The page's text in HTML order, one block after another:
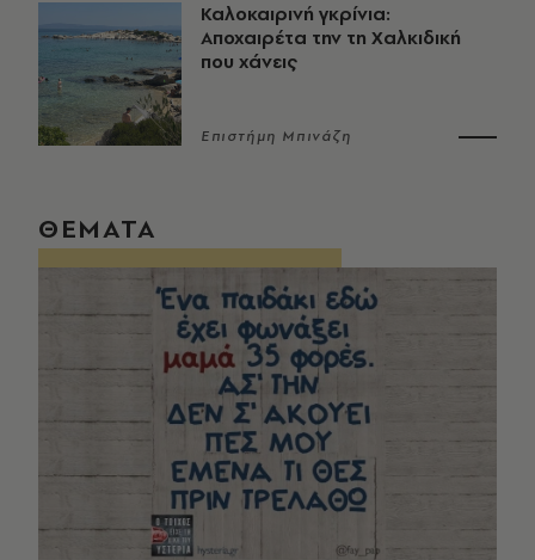
Καλοκαιρινή γκρίνια:
Αποχαιρέτα την τη Χαλκιδική
που χάνεις
Επιστήμη Μπινάζη
ΘΕΜΑΤΑ